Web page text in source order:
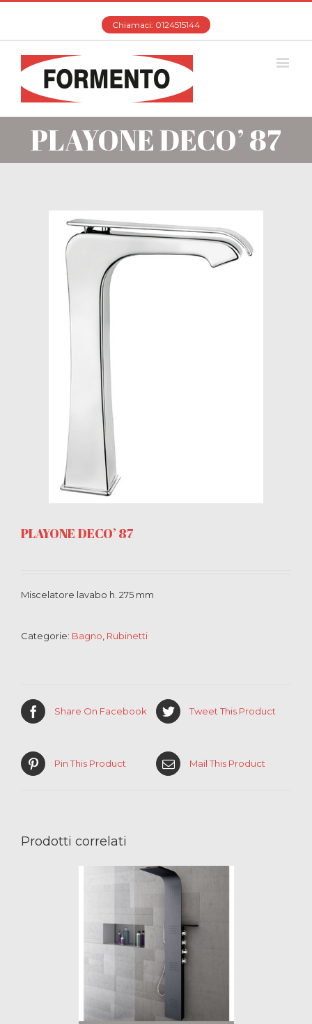
Chiamaci: 0124515144
PLAYONE DECO’ 87
PLAYONE DECO’ 87
Miscelatore lavabo h. 275 mm
Categorie: Bagno Rubinetti
Share On Facebook Tweet This Product
Pin This Product Mail This Product
Prodotti correlati